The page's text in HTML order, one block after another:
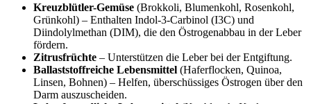
Kreuzblütler-Gemüse (Brokkoli, Blumenkohl, Rosenkohl,
Grünkohl) – Enthalten Indol-3-Carbinol (I3C) und
Diindolylmethan (DIM), die den Östrogenabbau in der Leber
fördern.
Zitrusfrüchte – Unterstützen die Leber bei der Entgiftung.
Ballaststoffreiche Lebensmittel (Haferflocken, Quinoa,
Linsen, Bohnen) – Helfen, überschüssiges Östrogen über den
Darm auszuscheiden.